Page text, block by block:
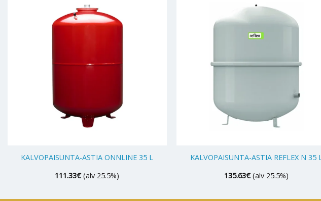
KALVOPAISUNTA-ASTIA ONNLINE 35 L
111.33€ (alv 25.5%)
KALVOPAISUNTA-ASTIA REFLEX N 35 L
135.63€ (alv 25.5%)